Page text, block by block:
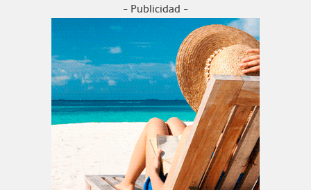
- Publicidad -